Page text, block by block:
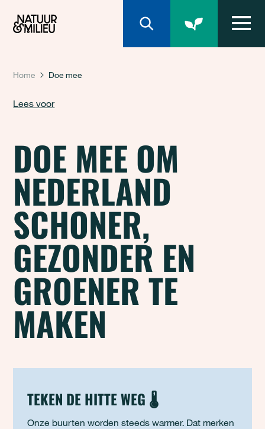
Home Doe mee
Lees voor
DOE MEE OM
NEDERLAND
SCHONER,
GEZONDER EN
GROENER TE
MAKEN
TEKEN DE HITTE WEG 🌡️
Onze buurten worden steeds warmer. Dat merken